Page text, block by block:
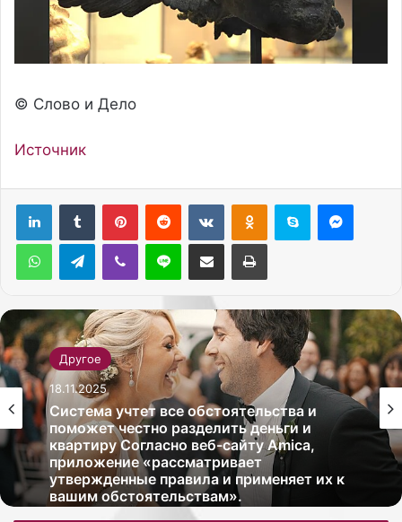
© Слово и Дело
Источник
Telegram
Другое
18.11.2025
Система учтет все обстоятельства и
поможет честно разделить деньги и
квартиру Согласно веб-сайту Amica,
приложение «рассматривает
утвержденные правила и применяет их к
вашим обстоятельствам».